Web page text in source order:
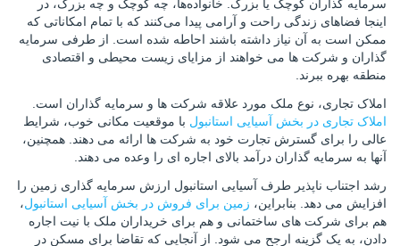
سرمایه گذاران کوچک یا بزرگ. خانواده‌ها، چه کوچک و چه بزرگ، در
اینجا فضاهای زندگی راحت و آرامی پیدا می‌کنند که با تمام امکاناتی که
ممکن است به آن نیاز داشته باشند احاطه شده است. از طرفی سرمایه
گذاران و شرکت ها می خواهند از مزایای زیست محیطی و اقتصادی
منطقه بهره ببرند.
املاک تجاری، نوع ملک مورد علاقه شرکت ها و سرمایه گذاران است.
املاک تجاری در بخش آسیایی استانبول با موقعیت مکانی خوب، شرایط
عالی را برای گسترش تجارت خود به شرکت ها ارائه می دهند. همچنین،
آنها به سرمایه گذاران درآمد بالای اجاره ای را وعده می دهند.
رشد اجتناب ناپذیر طرف آسیایی استانبول ارزش سرمایه گذاری زمین را
افزایش می دهد. بنابراین، زمین برای فروش در بخش آسیایی استانبول،
هم برای شرکت های ساختمانی و هم برای خریداران ملک با نیت اجاره
دادن، به یک گزینه ارجح می شود. از آنجایی که تقاضا برای مسکن در